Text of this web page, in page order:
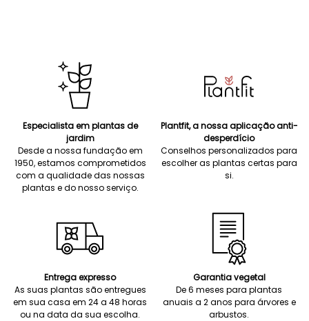
Especialista em plantas de
jardim
Desde a nossa fundação em
1950, estamos comprometidos
com a qualidade das nossas
plantas e do nosso serviço.
Plantfit, a nossa aplicação anti-
desperdício
Conselhos personalizados para
escolher as plantas certas para
si.
Entrega expresso
As suas plantas são entregues
em sua casa em 24 a 48 horas
ou na data da sua escolha.
Garantia vegetal
De 6 meses para plantas
anuais a 2 anos para árvores e
arbustos.